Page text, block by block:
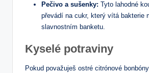
Pečivo a‍ sušenky: ‍Tyto lahodné
převádí na cukr, který vítá bakterie
slavnostním banketu.
Kyselé potraviny
Pokud považuješ ostré citrónové